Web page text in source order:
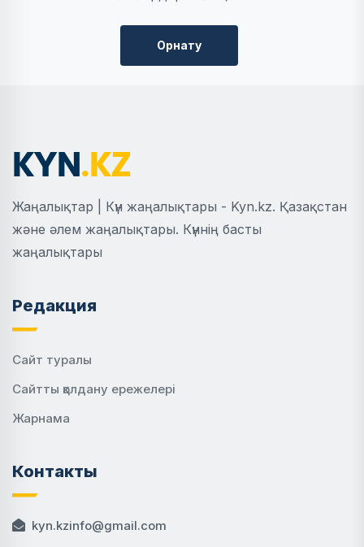
Орнату
Жаңалықтар | Күн жаңалықтары - Kyn.kz. Қазақстан
және әлем жаңалықтары. Күннің басты
жаңалықтары
Редакция
Сайт туралы
Сайтты қолдану ережелері
Жарнама
Контакты
kyn.kzinfo@gmail.com